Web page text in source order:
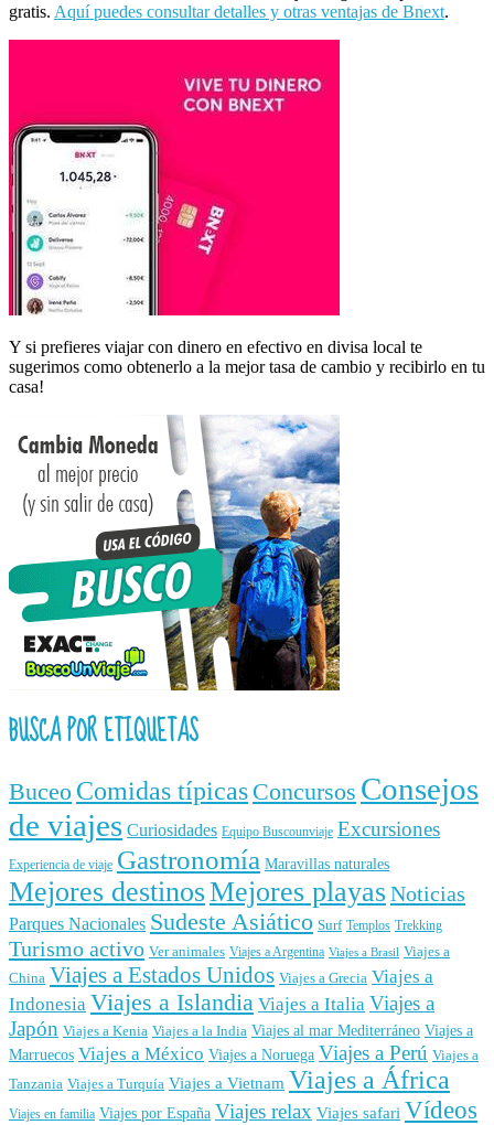
gratis. Aquí puedes consultar detalles y otras ventajas de Bnext.
Y si prefieres viajar con dinero en efectivo en divisa local te
sugerimos como obtenerlo a la mejor tasa de cambio y recibirlo en tu
casa!
BUSCA POR ETIQUETAS
Buceo Comidas típicas Concursos Consejos
de viajes Curiosidades Equipo Buscounviaje Excursiones
Experiencia de viaje Gastronomía Maravillas naturales
Mejores destinosMejores playasNoticias
Parques Nacionales Sudeste Asiático Surf Templos Trekking
Turismo activo Ver animales Viajes a Argentina Viajes a Brasil Viajes a
China Viajes a Estados Unidos Viajes a Grecia Viajes a
Indonesia Viajes a Islandia Viajes a Italia Viajes a
Japón Viajes a Kenia Viajes a la India Viajes al mar Mediterráneo Viajes a
Marruecos Viajes a México Viajes a Noruega Viajes a Perú Viajes a
Tanzania Viajes a Turquía Viajes a Vietnam Viajes a África
Viajes en familia Viajes por España Viajes relax Viajes safari Vídeos